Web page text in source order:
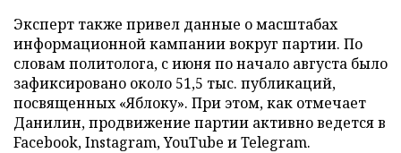
Эксперт также привел данные о масштабах
информационной кампании вокруг партии. По
словам политолога, с июня по начало августа было
зафиксировано около 51,5 тыс. публикаций,
посвященных «Яблоку». При этом, как отмечает
Данилин, продвижение партии активно ведется в
Facebook, Instagram, YouTube и Telegram.